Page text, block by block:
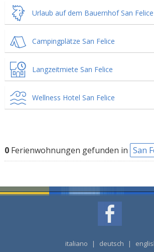
Urlaub auf dem Bauernhof San Felice
Campingplätze San Felice
Langzeitmiete San Felice
Wellness Hotel San Felice
0Ferienwohnungen gefunden in San
italiano | deutsch |